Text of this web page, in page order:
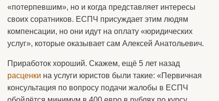
«потерпевшим», но и когда представляет интересы
своих соратников. ЕСПЧ присуждает этим людям
компенсации, но они идут на оплату «юридических
услуг», которые оказывает сам Алексей Анатольевич.
Приработок хороший. Скажем, ещё 5 лет назад
расценки на услуги юристов были такие: «Первичная
консультация по вопросу подачи жалобы в ЕСПЧ